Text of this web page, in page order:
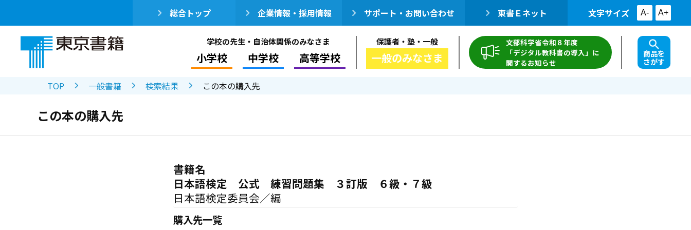
総合トップ 企業情報・採用情報 サポート・お問い合わせ 東書Ｅネット 文字サイズ A- A+
学校の先生・自治体関係のみなさま
小学校 中学校 高等学校
保護者・塾・一般
一般のみなさま
文部科学省令和８年度
「デジタル教科書の導入」に
関するお知らせ
商品を
さがす
TOP 一般書籍 検索結果 この本の購入先
この本の購入先
書籍名
日本語検定 公式 練習問題集 ３訂版 ６級・７級
日本語検定委員会／編
購入先一覧